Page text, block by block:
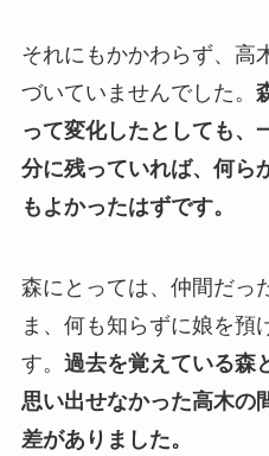
それにもかかわらず、高
づいていませんでした。
って変化したとしても、
分に残っていれば、何ら
もよかったはずです。
森にとっては、仲間だっ
ま、何も知らずに娘を預
す。 過去を覚えている森
思い出せなかった高木の
差がありました。